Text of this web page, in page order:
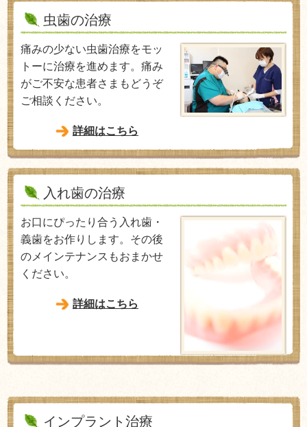
虫歯の治療
痛みの少ない虫歯治療をモッ
トーに治療を進めます。痛み
がご不安な患者さまもどうぞ
ご相談ください。
詳細はこちら
入れ歯の治療
お口にぴったり合う入れ歯・
義歯をお作りします。その後
のメインテナンスもおまかせ
ください。
詳細はこちら
インプラント治療